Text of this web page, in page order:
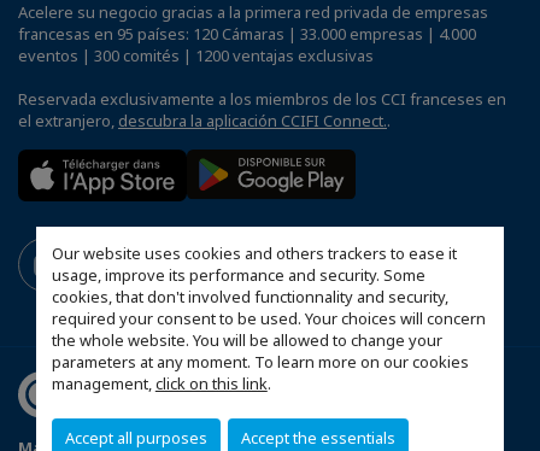
Our website uses cookies and others trackers to ease it
usage, improve its performance and security. Some
cookies, that don't involved functionnality and security,
required your consent to be used. Your choices will concern
the whole website. You will be allowed to change your
parameters at any moment. To learn more on our cookies
management,click on this link.
Accept all purposes Accept the essentials
Acelere su negocio gracias a la primera red privada de empresas
francesas en 95 países: 120 Cámaras | 33.000 empresas | 4.000
eventos | 300 comités | 1200 ventajas exclusivas
Reservada exclusivamente a los miembros de los CCI franceses en
el extranjero, descubra la aplicación CCIFI Connect..